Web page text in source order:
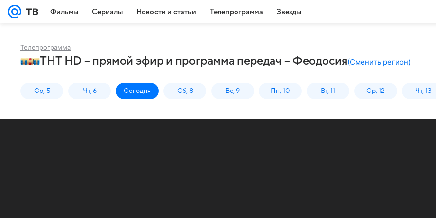
Фильмы Сериалы Новости и статьи Телепрограмма Звезды
Телепрограмма
ТНТ HD – прямой эфир и программа передач – Феодосия(Сменить регион)
Ср, 5 Чт, 6 Сегодня Сб, 8 Вс, 9 Пн, 10 Вт, 11 Ср, 12 Чт, 13